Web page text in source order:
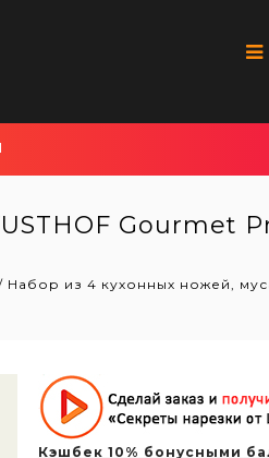
Gourmet
Набор из 4 кухонных ножей,
Кэшбек 10% бонусными